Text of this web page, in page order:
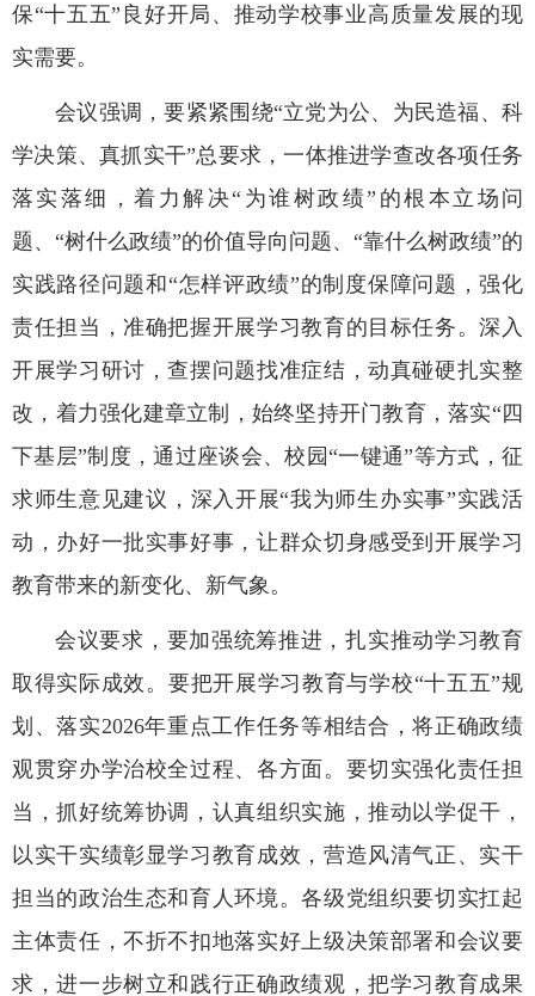
保“十五五”良好开局、推动学校事业高质量发展的现
实需要。
会议强调，要紧紧围绕“立党为公、为民造福、科
学决策、真抓实干”总要求，一体推进学查改各项任务
落实落细，着力解决“为谁树政绩”的根本立场问
题、“树什么政绩”的价值导向问题、“靠什么树政绩”的
实践路径问题和“怎样评政绩”的制度保障问题，强化
责任担当，准确把握开展学习教育的目标任务。深入
开展学习研讨，查摆问题找准症结，动真碰硬扎实整
改，着力强化建章立制，始终坚持开门教育，落实“四
下基层”制度，通过座谈会、校园“一键通”等方式，征
求师生意见建议，深入开展“我为师生办实事”实践活
动，办好一批实事好事，让群众切身感受到开展学习
教育带来的新变化、新气象。
会议要求，要加强统筹推进，扎实推动学习教育
取得实际成效。要把开展学习教育与学校“十五五”规
划、落实2026年重点工作任务等相结合，将正确政绩
观贯穿办学治校全过程、各方面。要切实强化责任担
当，抓好统筹协调，认真组织实施，推动以学促干，
以实干实绩彰显学习教育成效，营造风清气正、实干
担当的政治生态和育人环境。各级党组织要切实扛起
主体责任，不折不扣地落实好上级决策部署和会议要
求，进一步树立和践行正确政绩观，把学习教育成果